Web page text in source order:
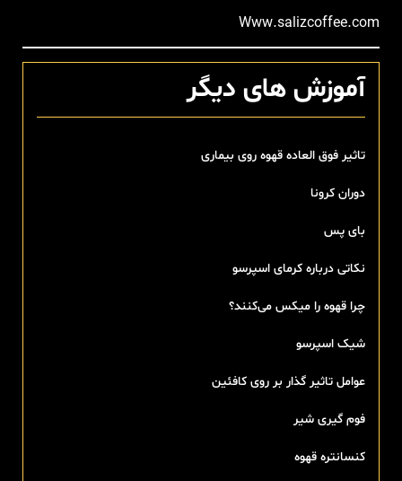
Www.salizcoffee.com
آموزش های دیگر
تاثیر فوق العاده قهوه روی بیماری
دوران کرونا
بای پس
نکاتی درباره کرمای اسپرسو
چرا قهوه را میکس می‌کنند؟
شیک اسپرسو
عوامل تاثیر گذار بر روی کافئین
فوم گیری شیر
کنسانتره قهوه